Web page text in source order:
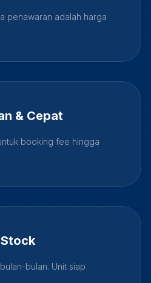
penawaran adalah harga
& Cepat
booking fee hingga
bulan. Unit siap